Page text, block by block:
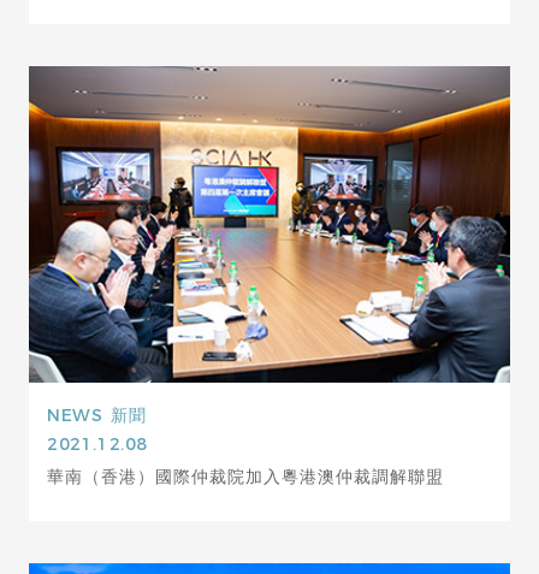
NEWS 新聞
2021.12.08
華南（香港）國際仲裁院加入粵港澳仲裁調解聯盟